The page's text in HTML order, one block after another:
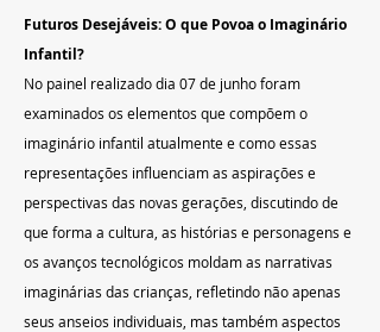
Futuros Desejáveis: O que Povoa o Imaginário
Infantil?
No painel realizado dia 07 de junho foram
examinados os elementos que compõem o
imaginário infantil atualmente e como essas
representações influenciam as aspirações e
perspectivas das novas gerações, discutindo de
que forma a cultura, as histórias e personagens e
os avanços tecnológicos moldam as narrativas
imaginárias das crianças, refletindo não apenas
seus anseios individuais, mas também aspectos